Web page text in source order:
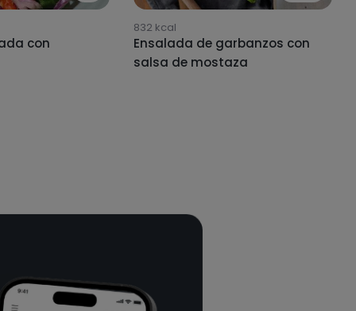
con
832 kcal
Ensalada de garbanzos con
salsa de mostaza